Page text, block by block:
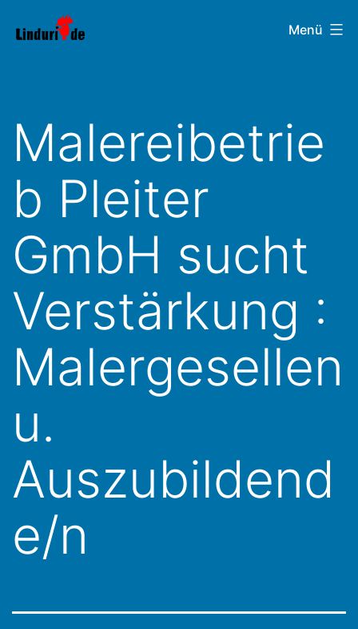
Inhalt
Linduri.de Menü
Malereibetrie
b Pleiter
GmbH sucht
Verstärkung :
Malergesellen
u.
Auszubildend
e/n